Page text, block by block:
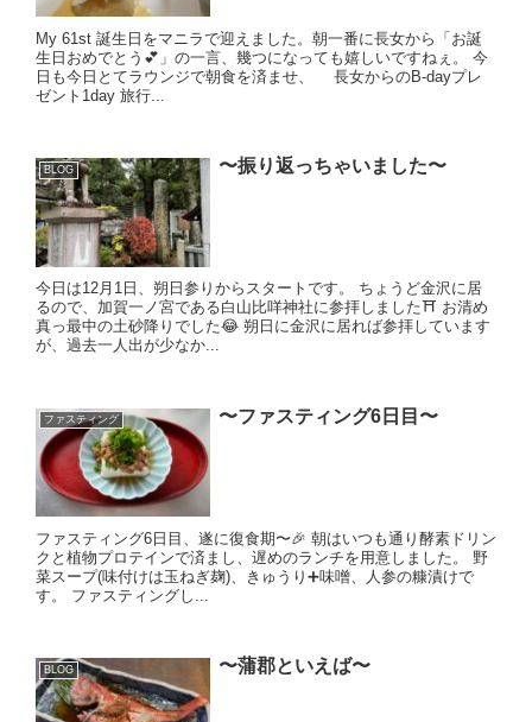
My 61st 誕生日をマニラで迎えました。朝一番に長女から「お誕
生日おめでとう💕」の一言、幾つになっても嬉しいですねぇ。 今
日も今日とてラウンジで朝食を済ませ、 長女からのB-dayプレ
ゼント1day 旅行...
BLOG 〜振り返っちゃいました〜
今日は12月1日、朔日参りからスタートです。 ちょうど金沢に居
るので、加賀一ノ宮である白山比咩神社に参拝しました⛩ お清め
真っ最中の土砂降りでした😂 朔日に金沢に居れば参拝しています
が、過去一人出が少なか...
ファスティング 〜ファスティング6日目〜
ファスティング6日目、遂に復食期〜🎉 朝はいつも通り酵素ドリン
クと植物プロテインで済まし、遅めのランチを用意しました。 野
菜スープ(味付けは玉ねぎ麹)、きゅうり➕味噌、人参の糠漬けで
す。 ファスティングし...
BLOG 〜蒲郡といえば〜